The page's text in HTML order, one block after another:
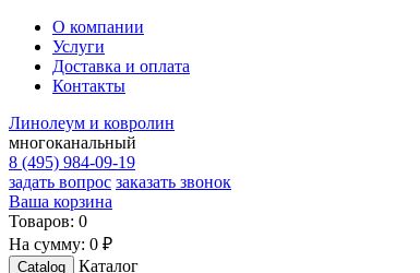
О компании
Услуги
Доставка и оплата
Контакты
Линолеум и ковролин
многоканальный
8 (495) 984-09-19
задать вопрос заказать звонок
Ваша корзина
Товаров: 0
На сумму: 0 ₽
Catalog Каталог